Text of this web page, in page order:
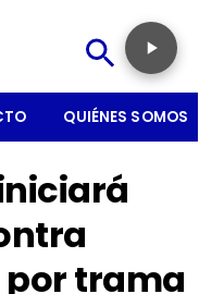
QUIÉNES SOMOS
trama